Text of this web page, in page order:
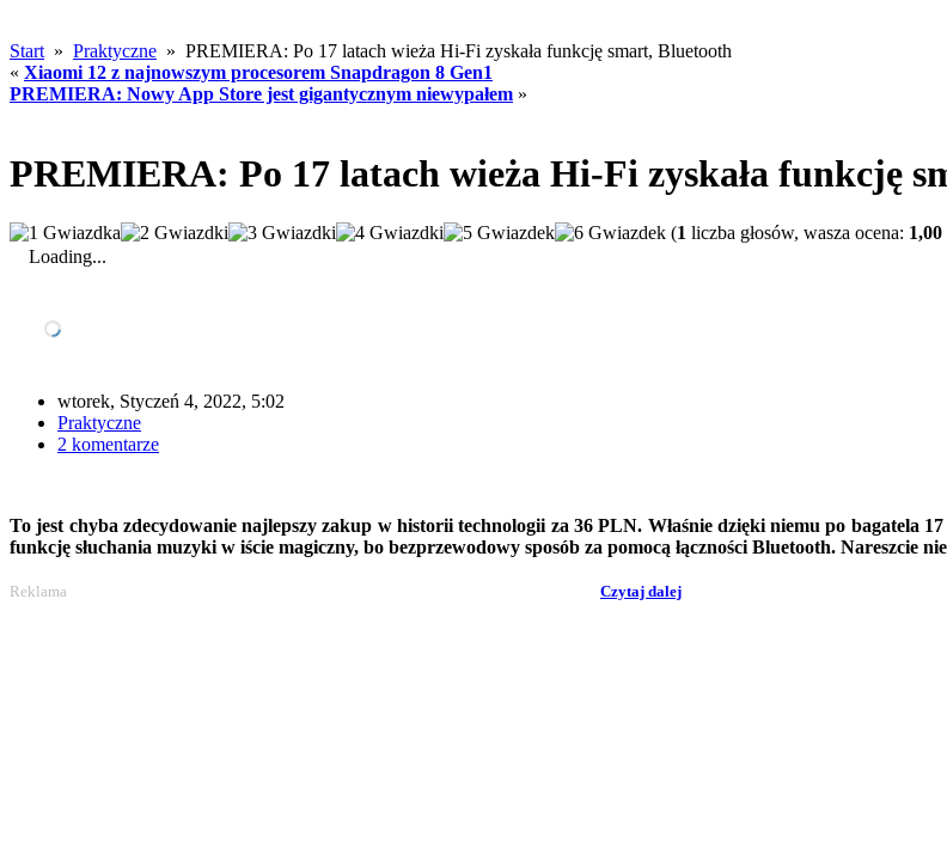
Start » Praktyczne » PREMIERA: Po 17 latach wieża Hi-Fi zyskała funkcję smart, Bluetooth
« Xiaomi 12 z najnowszym procesorem Snapdragon 8 Gen1
PREMIERA: Nowy App Store jest gigantycznym niewypałem »
PREMIERA: Po 17 latach wieża Hi-Fi zyskała funkcję
(1 liczba głosów, wasza ocena: 1,00
Loading...
wtorek, Styczeń 4, 2022, 5:02
Praktyczne
2 komentarze
To jest chyba zdecydowanie najlepszy zakup w historii technologii za 36 PLN. Właśnie dzięki niemu po bagatela
funkcję słuchania muzyki w iście magiczny, bo bezprzewodowy sposób za pomocą łączności Bluetooth. Nareszcie
Reklama Czytaj dalej